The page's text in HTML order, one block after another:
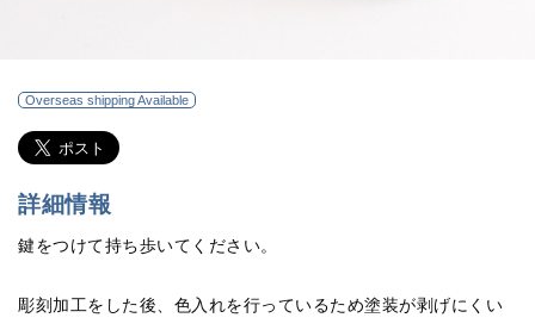
Overseas shipping Available
詳細情報
鍵をつけて持ち歩いてください。
彫刻加工をした後、色入れを行っているため塗装が剥げにくい